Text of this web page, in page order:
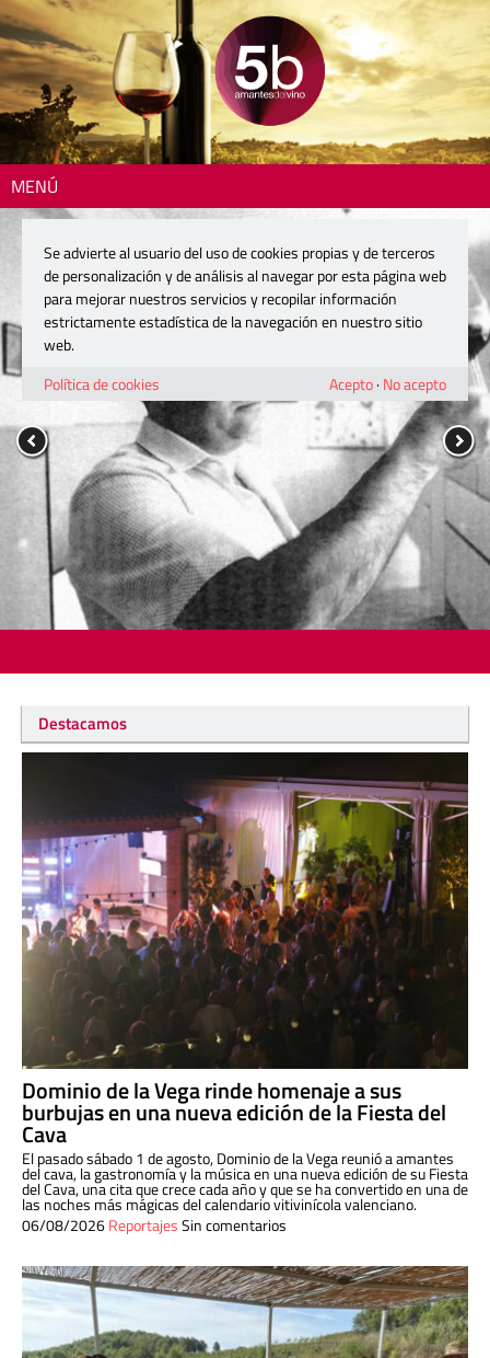
MENÚ
Destacamos
Dominio de la Vega rinde homenaje a sus
burbujas en una nueva edición de la Fiesta del
Cava
El pasado sábado 1 de agosto, Dominio de la Vega reunió a amantes
del cava, la gastronomía y la música en una nueva edición de su Fiesta
del Cava, una cita que crece cada año y que se ha convertido en una de
las noches más mágicas del calendario vitivinícola valenciano.
06/08/2026ReportajesSin comentarios
Se advierte al usuario del uso de cookies propias y de terceros
de personalización y de análisis al navegar por esta página web
para mejorar nuestros servicios y recopilar información
estrictamente estadística de la navegación en nuestro sitio
web.
Política de cookies
Acepto· No acepto